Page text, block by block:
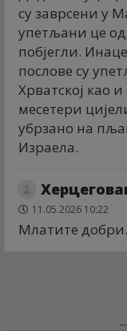
су заврсени у
упетљани це
побјегли.
послове су
Хрватској као
месетери
убрзано на
Израела.
11.05.2026 10:22
Млатите